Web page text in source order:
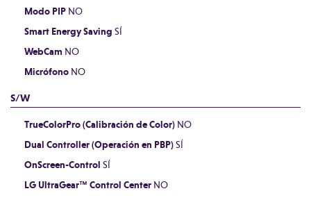
Modo PIPNO
Smart Energy Saving SÍ
WebCam NO
MicrófonoNO
S/W
TrueColorPro (Calibración de Color)NO
Dual Controller (Operación en PBP)SÍ
OnScreen-Control SÍ
LG UltraGear™ Control CenterNO